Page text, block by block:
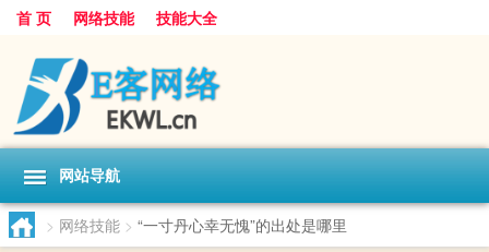
首 页 网络技能 技能大全
网站导航
> 网络技能 > “一寸丹心幸无愧”的出处是哪里